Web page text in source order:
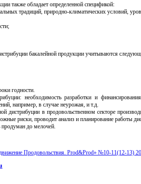
также обладает определенной спецификой:
традиций, природно-климатических условий,
бакалейной продукции учитываются
годности.
необходимость разработки и
например, в случае неурожая, и т.д.
дистрибуции в продовольственном секторе
риски, проводит анализ и планирование работы
до мелочей.
Продовольствия. Prod&Prod» №10-11(12-13)